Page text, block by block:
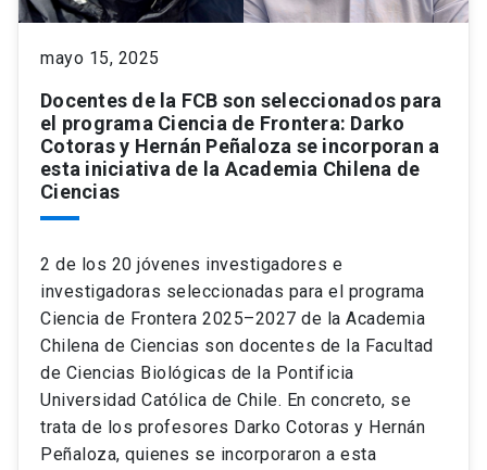
Académicos
Consejo de Facultad
Secretaría Académica
Dirección Investigación
Grupos de Investigación
Institutos y Centros
Redes Internacionales
Estudiantes
Pregrado
Postgrado
Publicaciones
Contacto
mayo 15, 2025
Docentes de la FCB son seleccionados para
el programa Ciencia de Frontera: Darko
Cotoras y Hernán Peñaloza se incorporan a
esta iniciativa de la Academia Chilena de
Ciencias
2 de los 20 jóvenes investigadores e
investigadoras seleccionadas para el programa
Ciencia de Frontera 2025–2027 de la Academia
Chilena de Ciencias son docentes de la Facultad
de Ciencias Biológicas de la Pontificia
Universidad Católica de Chile. En concreto, se
trata de los profesores Darko Cotoras y Hernán
Peñaloza, quienes se incorporaron a esta